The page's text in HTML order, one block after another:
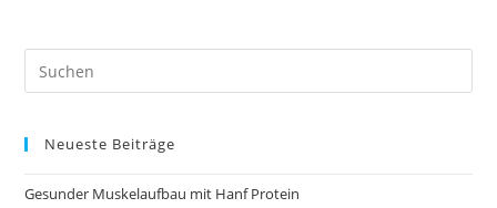
Neueste Beiträge
Gesunder Muskelaufbau mit Hanf Protein